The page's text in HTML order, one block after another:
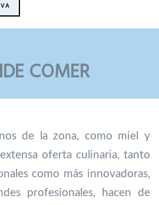
COMER
de la zona, como miel y
oferta culinaria, tanto
como más innovadoras,
profesionales, hacen de